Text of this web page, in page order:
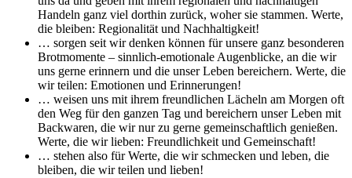
Handeln ganz viel dorthin zurück, woher sie stammen. Werte,
die bleiben: Regionalität und Nachhaltigkeit!
… sorgen seit wir denken können für unsere ganz besonderen
Brotmomente – sinnlich-emotionale Augenblicke, an die wir
uns gerne erinnern und die unser Leben bereichern. Werte, die
wir teilen: Emotionen und Erinnerungen!
… weisen uns mit ihrem freundlichen Lächeln am Morgen oft
den Weg für den ganzen Tag und bereichern unser Leben mit
Backwaren, die wir nur zu gerne gemeinschaftlich genießen.
Werte, die wir lieben: Freundlichkeit und Gemeinschaft!
… stehen also für Werte, die wir schmecken und leben, die
bleiben, die wir teilen und lieben!